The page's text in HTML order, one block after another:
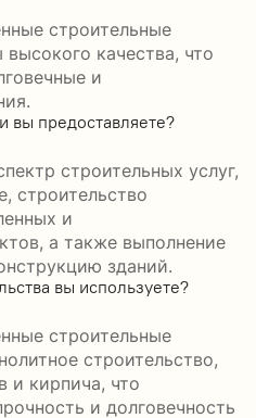
строительные
качества, что
и
вы предоставляете?
строительных услуг,
строительство
и
а также выполнение
зданий.
вы используете?
строительные
строительство,
и кирпича, что
и долговечность